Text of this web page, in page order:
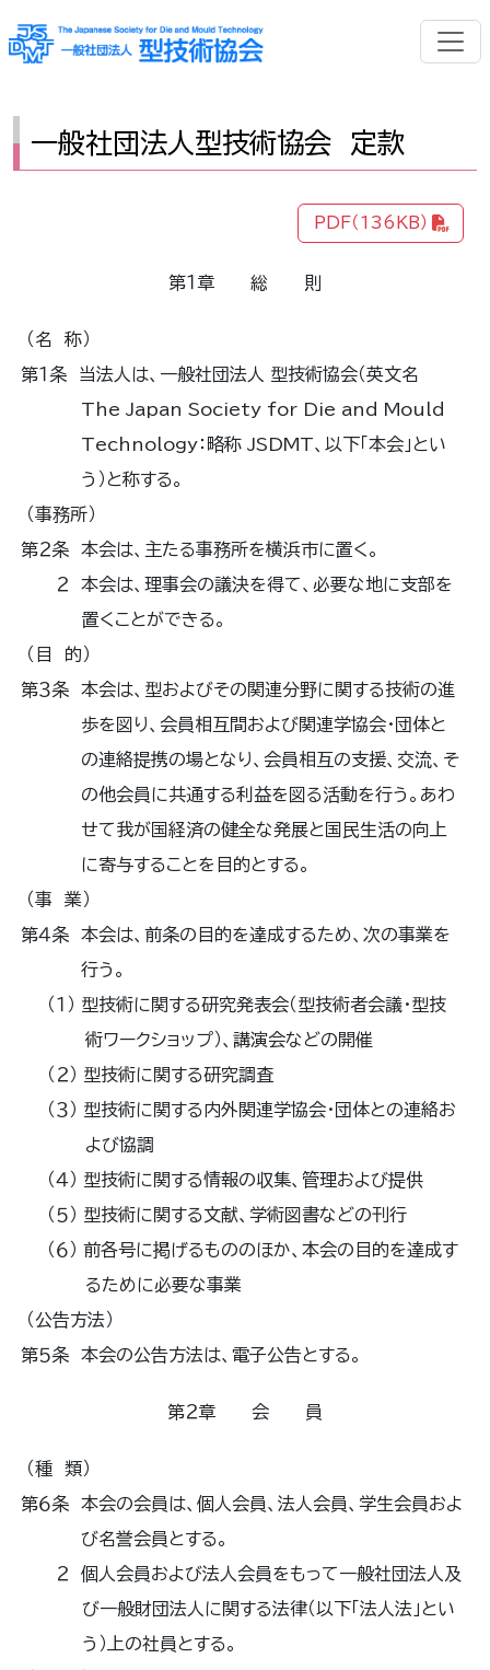
一般社団法人型技術協会 定款
PDF（136KB）
第１章 総 則
（名 称）
第１条 当法人は、一般社団法人 型技術協会（英文名
The Japan Society for Die and Mould
Technology：略称 JSDMT、以下「本会」とい
う）と称する。
（事務所）
第２条 本会は、主たる事務所を横浜市に置く。
２ 本会は、理事会の議決を得て、必要な地に支部を
置くことができる。
（目 的）
第３条 本会は、型およびその関連分野に関する技術の進
歩を図り、会員相互間および関連学協会・団体と
の連絡提携の場となり、会員相互の支援、交流、そ
の他会員に共通する利益を図る活動を行う。あわ
せて我が国経済の健全な発展と国民生活の向上
に寄与することを目的とする。
（事 業）
第４条 本会は、前条の目的を達成するため、次の事業を
行う。
（１） 型技術に関する研究発表会（型技術者会議･型技
術ワークショップ）、講演会などの開催
（２） 型技術に関する研究調査
（３） 型技術に関する内外関連学協会・団体との連絡お
よび協調
（４） 型技術に関する情報の収集、管理および提供
（５） 型技術に関する文献、学術図書などの刊行
（６） 前各号に掲げるもののほか、本会の目的を達成す
るために必要な事業
（公告方法）
第５条 本会の公告方法は、電子公告とする。
第２章 会 員
（種 類）
第６条 本会の会員は、個人会員、法人会員、学生会員およ
び名誉会員とする。
２ 個人会員および法人会員をもって一般社団法人及
び一般財団法人に関する法律（以下「法人法」とい
う）上の社員とする。